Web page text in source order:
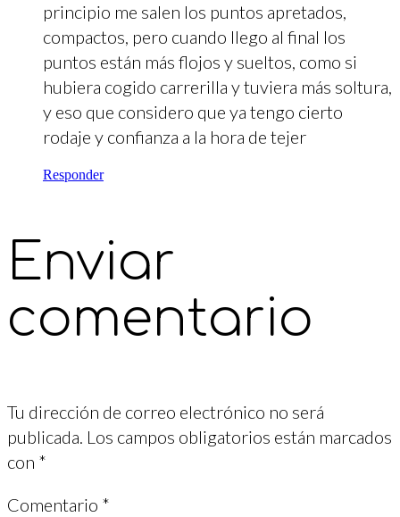
principio me salen los puntos apretados,
compactos, pero cuando llego al final los
puntos están más flojos y sueltos, como si
hubiera cogido carrerilla y tuviera más soltura,
y eso que considero que ya tengo cierto
rodaje y confianza a la hora de tejer
Responder
Enviar
comentario
Tu dirección de correo electrónico no será
publicada. Los campos obligatorios están marcados
con *
Comentario *